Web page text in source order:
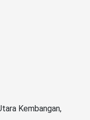
Kembangan,